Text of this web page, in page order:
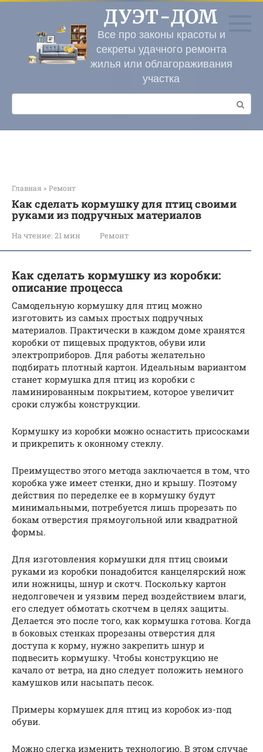
Перейти
контенту
ДУЭТ-ДОМ
Все про законы красоты и
секреты удачного ремонта
жилья или облагораживания
участка
Поиск:
Главная » Ремонт
Как сделать кормушку для птиц своими
руками из подручных материалов
На чтение: 21 мин Ремонт
Как сделать кормушку из коробки:
описание процесса
Самодельную кормушку для птиц можно
изготовить из самых простых подручных
материалов. Практически в каждом доме хранятся
коробки от пищевых продуктов, обуви или
электроприборов. Для работы желательно
подбирать плотный картон. Идеальным вариантом
станет кормушка для птиц из коробки с
ламинированным покрытием, которое увеличит
сроки службы конструкции.
Кормушку из коробки можно оснастить присосками
и прикрепить к оконному стеклу.
Преимущество этого метода заключается в том, что
коробка уже имеет стенки, дно и крышу. Поэтому
действия по переделке ее в кормушку будут
минимальными, потребуется лишь прорезать по
бокам отверстия прямоугольной или квадратной
формы.
Для изготовления кормушки для птиц своими
руками из коробки понадобится канцелярский нож
или ножницы, шнур и скотч. Поскольку картон
недолговечен и уязвим перед воздействием влаги,
его следует обмотать скотчем в целях защиты.
Делается это после того, как кормушка готова. Когда
в боковых стенках прорезаны отверстия для
доступа к корму, нужно закрепить шнур и
подвесить кормушку. Чтобы конструкцию не
качало от ветра, на дно следует положить немного
камушков или насыпать песок.
Примеры кормушек для птиц из коробок из-под
обуви.
Можно слегка изменить технологию. В этом случае